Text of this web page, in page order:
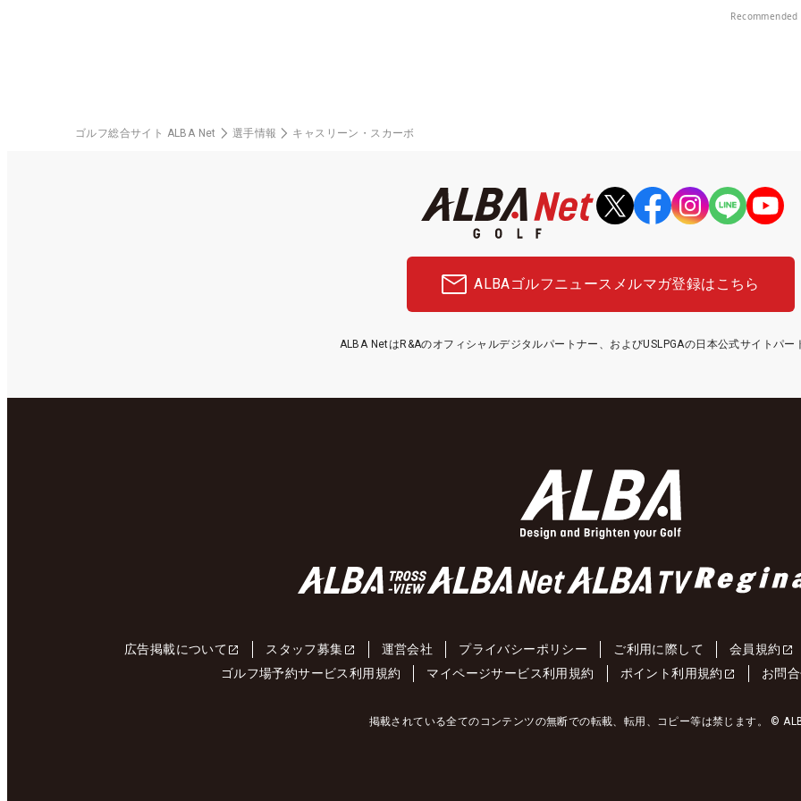
Recommended
ゴルフ総合サイト ALBA Net 選手情報 キャスリーン・スカーボ
ALBAゴルフニュース メルマガ登録はこちら
ALBA NetはR&Aのオフィシャルデジタルパートナー、およびUSLPGAの日本公式サイトパー
広告掲載について スタッフ募集 運営会社 プライバシーポリシー ご利用に際して 会員規約
ゴルフ場予約サービス利用規約
マイページサービス利用規約 ポイント利用規約 お問
掲載されている全てのコンテンツの無断での転載、転用、コピー等は禁じます。 ©